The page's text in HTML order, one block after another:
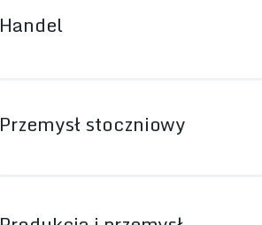
Handel
Przemysł stoczniowy